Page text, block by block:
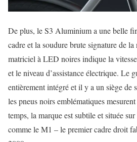
De plus, le S3 Aluminium a une belle
cadre et la soudure brute signature de
matriciel à LED noires indique la
et le niveau d’assistance électrique. Le
entièrement intégré et il y a un siège de
les pneus noirs emblématiques
temps, la marque est subtile et située
comme le M1 – le premier cadre droit